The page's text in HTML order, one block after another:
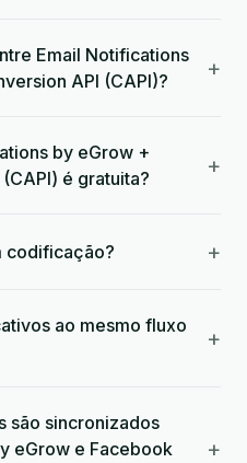
Email Notifications
API (CAPI)?
+
by eGrow +
é gratuita?
+
codificação? +
ao mesmo fluxo
+
são sincronizados
eGrow e Facebook
+